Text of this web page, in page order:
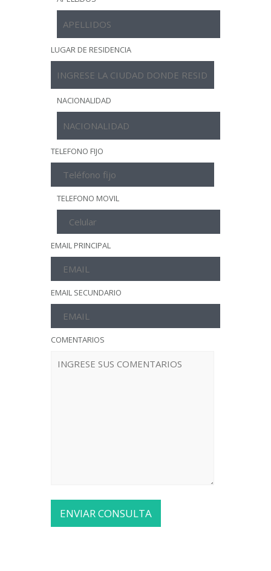
LUGAR DE RESIDENCIA
NACIONALIDAD
TELEFONO FIJO
TELEFONO MOVIL
EMAIL PRINCIPAL
EMAIL SECUNDARIO
COMENTARIOS